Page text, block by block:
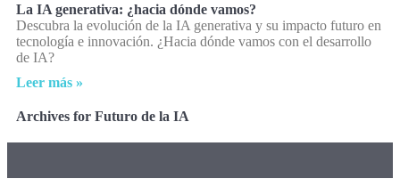
La IA generativa: ¿hacia dónde vamos?
Descubra la evolución de la IA generativa y su impacto futuro en
tecnología e innovación. ¿Hacia dónde vamos con el desarrollo
de IA?
Leer más »
Archives for Futuro de la IA